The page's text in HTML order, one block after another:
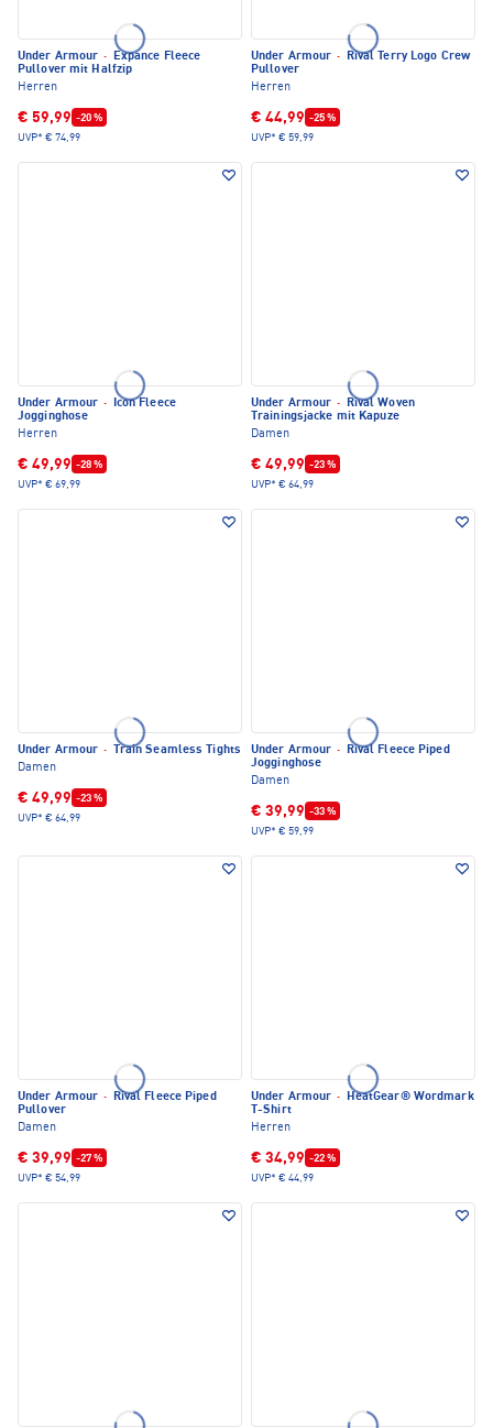
Under Armour ·
Expance Fleece
Pullover mit Halfzip
Herren
€ 59,99 -20 %
UVP* € 74,99
Under Armour ·
Rival Terry Logo Crew
Pullover
Herren
€ 44,99 -25 %
UVP* € 59,99
Under Armour ·
Icon Fleece
Jogginghose
Herren
€ 49,99 -28 %
UVP* € 69,99
Under Armour ·
Rival Woven
Trainingsjacke mit Kapuze
Damen
€ 49,99 -23 %
UVP* € 64,99
Under Armour ·
Train Seamless Tights
Damen
€ 49,99 -23 %
UVP* € 64,99
Under Armour ·
Rival Fleece Piped
Jogginghose
Damen
€ 39,99 -33 %
UVP* € 59,99
Under Armour ·
Rival Fleece Piped
Pullover
Damen
€ 39,99 -27 %
UVP* € 54,99
Under Armour ·
HeatGear® Wordmark
T-Shirt
Herren
€ 34,99 -22 %
UVP* € 44,99